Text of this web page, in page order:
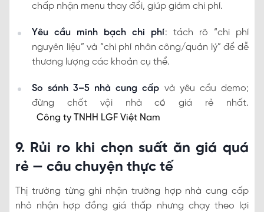
chấp nhận menu thay đổi, giúp giảm chi phí.
Yêu cầu minh bạch chi phí: tách rõ “chi phí
nguyên liệu” và “chi phí nhân công/quản lý” để dễ
thương lượng các khoản cụ thể.
So sánh 3–5 nhà cung cấp và yêu cầu demo;
đừng chốt vội nhà có giá rẻ nhất.
Công ty TNHH LGF Việt Nam
9. Rủi ro khi chọn suất ăn giá quá
rẻ — câu chuyện thực tế
Thị trường từng ghi nhận trường hợp nhà cung cấp
nhỏ nhận hợp đồng giá thấp nhưng chạy theo lợi